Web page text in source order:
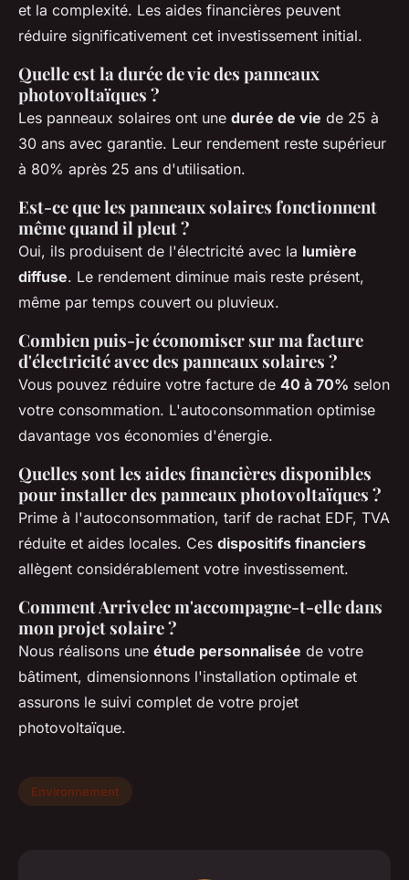
et la complexité. Les aides financières peuvent
réduire significativement cet investissement initial.
Quelle est la durée de vie des panneaux
photovoltaïques ?
Les panneaux solaires ont une durée de vie de 25 à
30 ans avec garantie. Leur rendement reste supérieur
à 80% après 25 ans d'utilisation.
Est-ce que les panneaux solaires fonctionnent
même quand il pleut ?
Oui, ils produisent de l'électricité avec la lumière
diffuse. Le rendement diminue mais reste présent,
même par temps couvert ou pluvieux.
Combien puis-je économiser sur ma facture
d'électricité avec des panneaux solaires ?
Vous pouvez réduire votre facture de 40 à 70% selon
votre consommation. L'autoconsommation optimise
davantage vos économies d'énergie.
Quelles sont les aides financières disponibles
pour installer des panneaux photovoltaïques ?
Prime à l'autoconsommation, tarif de rachat EDF, TVA
réduite et aides locales. Ces dispositifs financiers
allègent considérablement votre investissement.
Comment Arrivelec m'accompagne-t-elle dans
mon projet solaire ?
Nous réalisons une étude personnalisée de votre
bâtiment, dimensionnons l'installation optimale et
assurons le suivi complet de votre projet
photovoltaïque.
Environnement